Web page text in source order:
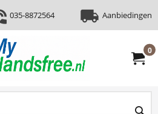
035-8872564 Aanbiedingen
0